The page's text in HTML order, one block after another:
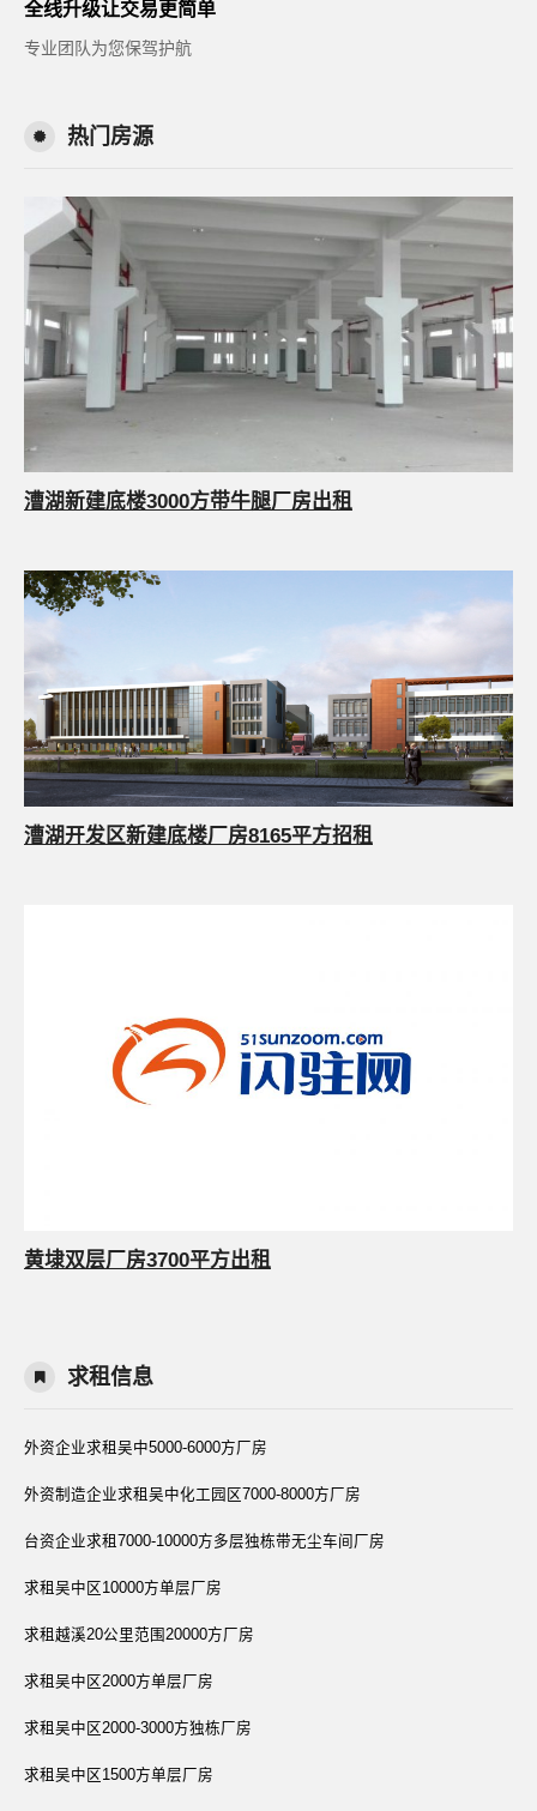
全线升级让交易更简单
专业团队为您保驾护航
热门房源
漕湖新建底楼3000方带牛腿厂房出租
漕湖开发区新建底楼厂房8165平方招租
黄埭双层厂房3700平方出租
求租信息
外资企业求租吴中5000-6000方厂房
外资制造企业求租吴中化工园区7000-8000方厂房
台资企业求租7000-10000方多层独栋带无尘车间厂房
求租吴中区10000方单层厂房
求租越溪20公里范围20000方厂房
求租吴中区2000方单层厂房
求租吴中区2000-3000方独栋厂房
求租吴中区1500方单层厂房